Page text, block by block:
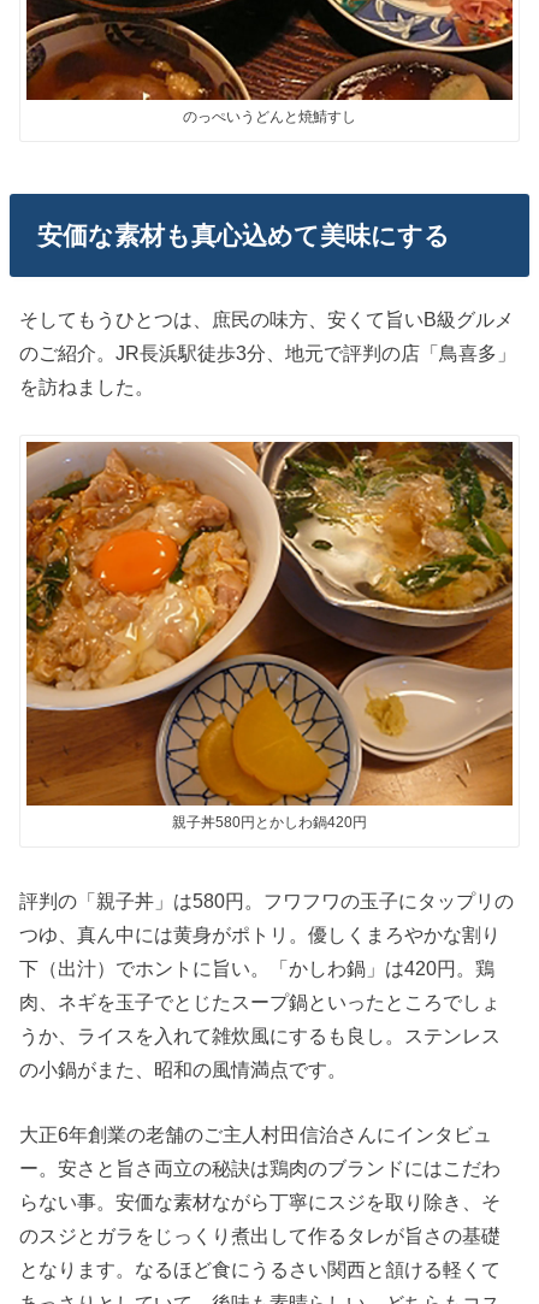
のっぺいうどんと焼鯖すし
安価な素材も真心込めて美味にする
そしてもうひとつは、庶民の味方、安くて旨いB級グルメ
のご紹介。JR長浜駅徒歩3分、地元で評判の店「鳥喜多」
を訪ねました。
親子丼580円とかしわ鍋420円
評判の「親子丼」は580円。フワフワの玉子にタップリの
つゆ、真ん中には黄身がポトリ。優しくまろやかな割り
下（出汁）でホントに旨い。「かしわ鍋」は420円。鶏
肉、ネギを玉子でとじたスープ鍋といったところでしょ
うか、ライスを入れて雑炊風にするも良し。ステンレス
の小鍋がまた、昭和の風情満点です。
大正6年創業の老舗のご主人村田信治さんにインタビュ
ー。安さと旨さ両立の秘訣は鶏肉のブランドにはこだわ
らない事。安価な素材ながら丁寧にスジを取り除き、そ
のスジとガラをじっくり煮出して作るタレが旨さの基礎
となります。なるほど食にうるさい関西と頷ける軽くて